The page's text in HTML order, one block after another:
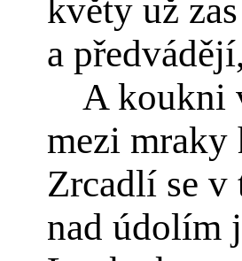
květy už
a
A koukni
mezi mraky
Zrcadlí se v
nad údolím